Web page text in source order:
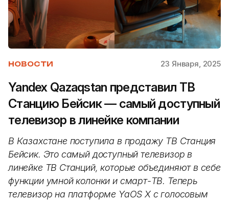
НОВОСТИ 23 Января, 2025
Yandex Qazaqstan представил ТВ
Станцию Бейсик — самый доступный
телевизор в линейке компании
В Казахстане поступила в продажу ТВ Станция
Бейсик. Это самый доступный телевизор в
линейке ТВ Станций, которые объединяют в себе
функции умной колонки и смарт-ТВ. Теперь
телевизор на платформе YaOS X с голосовым